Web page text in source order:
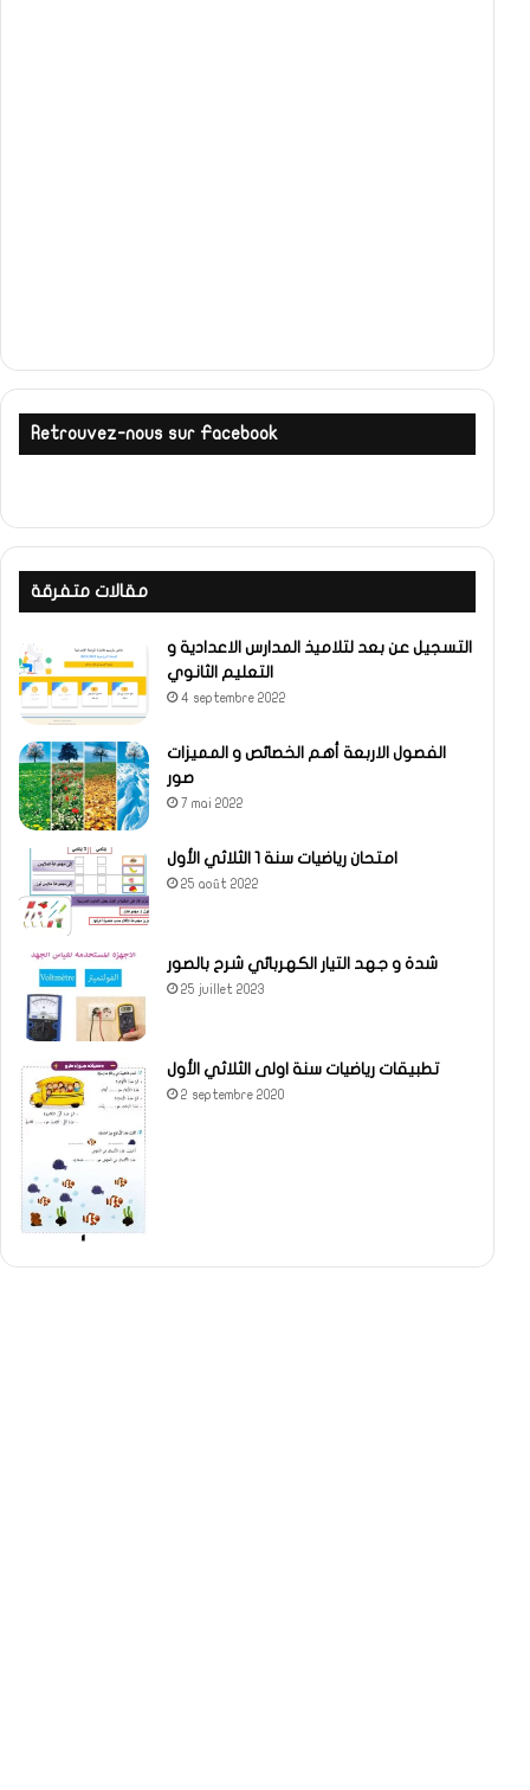
Retrouvez-nous sur Facebook
مقالات متفرقة
التسجيل عن بعد لتلاميذ المدارس الاعدادية و
التعليم الثانوي
4 septembre 2022
الفصول الاربعة أهم الخصائص و المميزات
صور
7 mai 2022
امتحان رياضيات سنة 1 الثلاثي الأول
25 août 2022
شدة و جهد التيار الكهربائي شرح بالصور
25 juillet 2023
تطبيقات رياضيات سنة اولى الثلاثي الأول
2 septembre 2020